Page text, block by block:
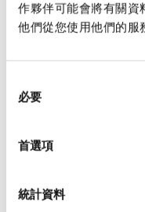
作夥伴可能會將有關資
他們從您使用他們的服
必要
首選項
統計資料
審美規範
環境規範
功能規格